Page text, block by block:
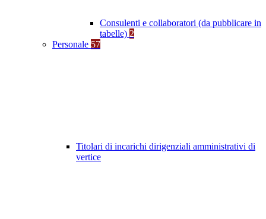
Consulenti e collaboratori (da pubblicare in
tabelle) 2
Personale 57
Titolari di incarichi dirigenziali amministrativi di
vertice